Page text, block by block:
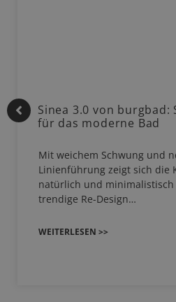
Sinea 3.0 von burgbad:
für das moderne Bad
Mit weichem Schwung und
Linienführung zeigt sich die
natürlich und minimalistisch
trendige Re-Design…
WEITERLESEN >>